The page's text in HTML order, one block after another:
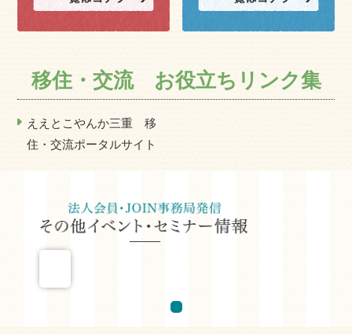
移住・交流 お役立ちリンク集
ええとこやんか三重 移
住・交流ポータルサイト